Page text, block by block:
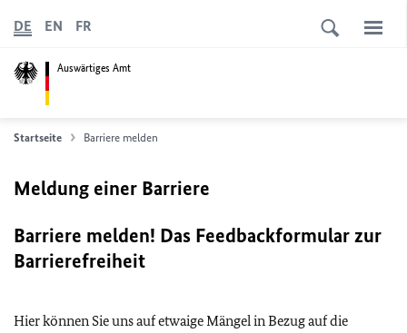
Auswärtiges Amt
DE EN FR
Startseite Barriere melden
Meldung einer Barriere
Barriere melden! Das Feedbackformular zur
Barrierefreiheit
Hier können Sie uns auf etwaige Mängel in Bezug auf die